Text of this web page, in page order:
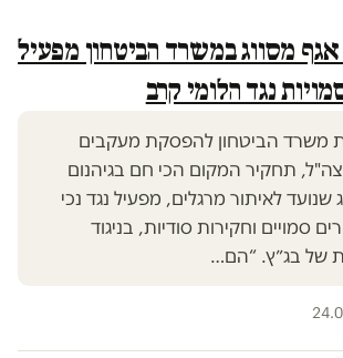
מסווג במשרד הביטחון מפעיל
נגד הלומי קרב
משרד הביטחון להפסקת מעקבים
צה"ל, תחקיר המקום הכי חם בגיהנום
שנועד לאיתור מרגלים, מפעיל נגד נכי
סמויים וחקירות סודיות, בניגוד
של בג״ץ. “הם…